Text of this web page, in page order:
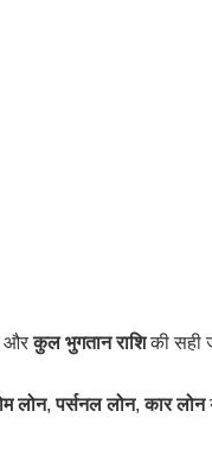
औरकुल भुगतान राशिकी सही
लोन,पर्सनल लोन,कार लोन